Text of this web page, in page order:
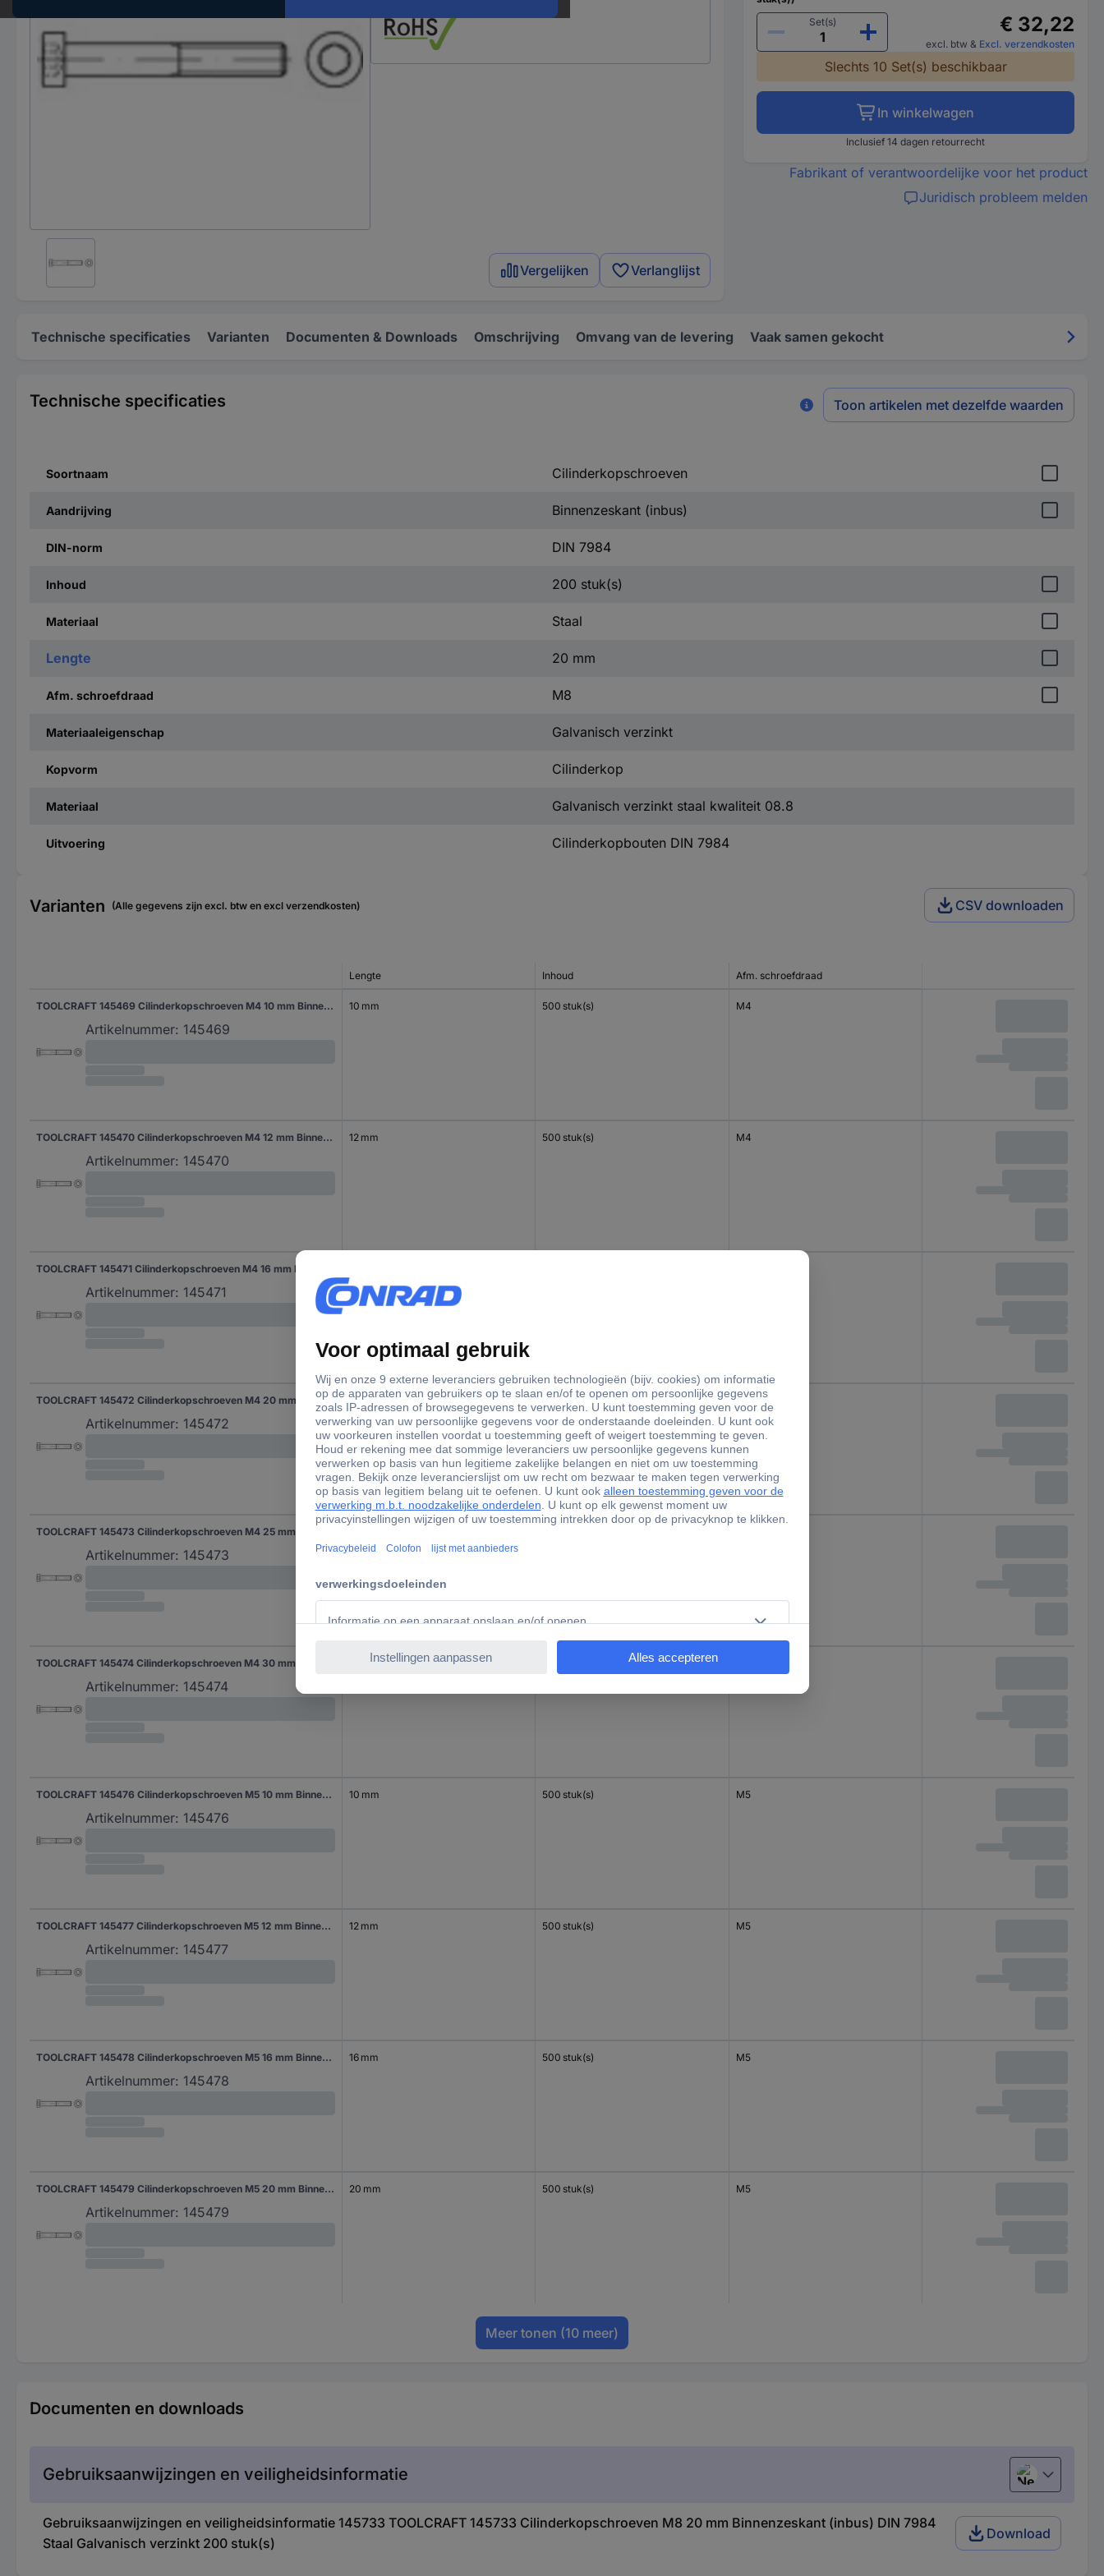
Vergelijken Verlanglijst
Set(s)
€ 32,22
excl. btw & Excl. verzendkosten
Slechts 10 Set(s) beschikbaar
In winkelwagen
Inclusief 14 dagen retourrecht
Fabrikant of verantwoordelijke voor het product
Juridisch probleem melden
Technische specificaties Varianten Documenten & Downloads Omschrijving Omvang van de levering Vaak samen gekocht
Technische specificaties Toon artikelen met dezelfde waarden
Soortnaam Cilinderkopschroeven
Aandrijving Binnenzeskant (inbus)
DIN-norm DIN 7984
Inhoud 200 stuk(s)
Materiaal Staal
Lengte 20 mm
Afm. schroefdraad M8
Materiaaleigenschap Galvanisch verzinkt
Kopvorm Cilinderkop
Materiaal Galvanisch verzinkt staal kwaliteit 08.8
Uitvoering Cilinderkopbouten DIN 7984
Varianten (Alle gegevens zijn excl. btw en excl verzendkosten) CSV downloaden
Lengte Inhoud Afm. schroefdraad
TOOLCRAFT 145469 Cilinderkopschroeven M4 10 mm Binnenzeskant (inbus) DIN 7984 Staal 500 stuk(s)
Artikelnummer: 145469
10 mm 500 stuk(s) M4
TOOLCRAFT 145470 Cilinderkopschroeven M4 12 mm Binnenzeskant (inbus) DIN 7984 Staal 500 stuk(s)
Artikelnummer: 145470
12 mm 500 stuk(s) M4
Artikelnummer: 145471
TOOLCRAFT 145472 Cilinderkopschroeven M4 20 mm Binnenzeskant (inbus) DIN 7984 Staal 500 stuk(s)
Artikelnummer: 145472
20 mm 500 stuk(s) M4
Artikelnummer: 145473
Artikelnummer: 145474
30 mm
TOOLCRAFT 145476 Cilinderkopschroeven M5 10 mm Binnenzeskant (inbus) DIN 7984 Staal 500 stuk(s)
Artikelnummer: 145476
10 mm 500 stuk(s) M5
TOOLCRAFT 145477 Cilinderkopschroeven M5 12 mm Binnenzeskant (inbus) DIN 7984 Staal 500 stuk(s)
Artikelnummer: 145477
12 mm 500 stuk(s) M5
TOOLCRAFT 145478 Cilinderkopschroeven M5 16 mm Binnenzeskant (inbus) DIN 7984 Staal 500 stuk(s)
Artikelnummer: 145478
16 mm 500 stuk(s) M5
TOOLCRAFT 145479 Cilinderkopschroeven M5 20 mm Binnenzeskant (inbus) DIN 7984 Staal 500 stuk(s)
Artikelnummer: 145479
20 mm 500 stuk(s) M5
Meer tonen (10 meer)
Documenten en downloads
Gebruiksaanwijzingen en veiligheidsinformatie Nederlands
Gebruiksaanwijzingen en veiligheidsinformatie 145733 TOOLCRAFT 145733 Cilinderkopschroeven M8 20 mm Binnenzeskant (inbus) DIN 7984
Staal Galvanisch verzinkt 200 stuk(s)
Download